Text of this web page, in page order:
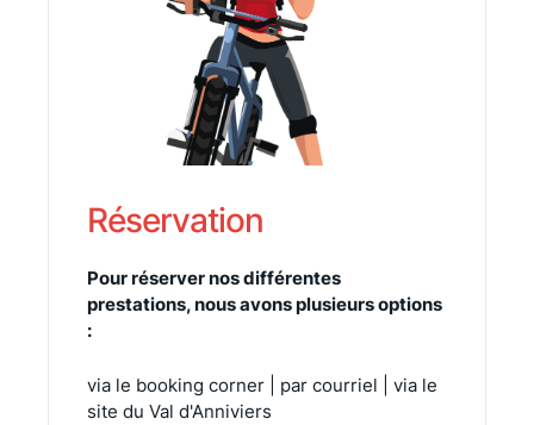
Réservation
Pour réserver nos différentes
prestations, nous avons plusieurs options
:
via le booking corner | par courriel | via le
site du Val d'Anniviers